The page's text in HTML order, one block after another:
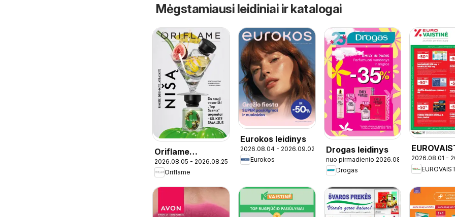
Mėgstamiausi leidiniai ir katalogai
Oriflame
katalogas 11 2026
2026.08.05 - 2026.08.25
Oriflame
Eurokos leidinys
2026.08.04 - 2026.09.02
Eurokos
Drogas leidinys
nuo pirmadienio 2026.08.03
Drogas
leidinys
2026.08.01 -